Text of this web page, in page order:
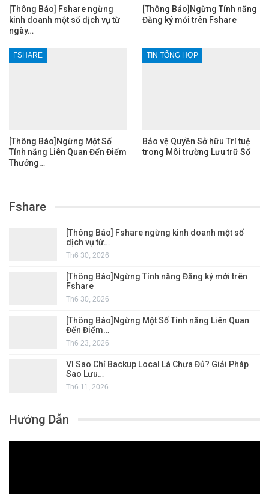
[Thông Báo] Fshare ngừng
kinh doanh một số dịch vụ từ
ngày…
[Thông Báo]Ngừng Tính năng
Đăng ký mới trên Fshare
FSHARE
[Thông Báo]Ngừng Một Số
Tính năng Liên Quan Đến Điểm
Thưởng…
TIN TỔNG HỢP
Bảo vệ Quyền Sở hữu Trí tuệ
trong Môi trường Lưu trữ Số
Fshare
[Thông Báo] Fshare ngừng kinh doanh một số
dịch vụ từ…
Th6 30, 2026
[Thông Báo]Ngừng Tính năng Đăng ký mới trên
Fshare
Th6 30, 2026
[Thông Báo]Ngừng Một Số Tính năng Liên Quan
Đến Điểm…
Th6 23, 2026
Vì Sao Chỉ Backup Local Là Chưa Đủ? Giải Pháp
Sao Lưu…
Th6 11, 2026
Hướng Dẫn